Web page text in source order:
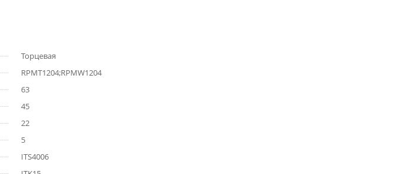
Торцевая
RPMT1204;RPMW1204
63
45
22
5
ITS4006